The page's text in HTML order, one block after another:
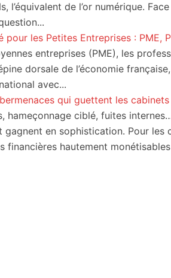
l’équivalent de l’or numérique.
pour les Petites Entreprises : PME,
entreprises (PME), les
dorsale de l’économie
avec...
qui guettent les
hameçonnage ciblé, fuites
gagnent en sophistication. Pour les
financières hautement